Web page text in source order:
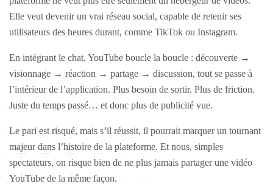
Elle veut devenir un vrai réseau social, capable de retenir ses
utilisateurs des heures durant, comme TikTok ou Instagram.
En intégrant le chat, YouTube boucle la boucle : découverte →
visionnage → réaction → partage → discussion, tout se passe à
l’intérieur de l’application. Plus besoin de sortir. Plus de friction.
Juste du temps passé… et donc plus de publicité vue.
Le pari est risqué, mais s’il réussit, il pourrait marquer un tournant
majeur dans l’histoire de la plateforme. Et nous, simples
spectateurs, on risque bien de ne plus jamais partager une vidéo
YouTube de la même façon.